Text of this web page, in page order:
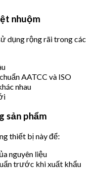
nhuộm
dụng rộng rãi trong các
AATCC và ISO
nhau
sản phẩm
thiết bị này để:
nguyên liệu
trước khi xuất khẩu